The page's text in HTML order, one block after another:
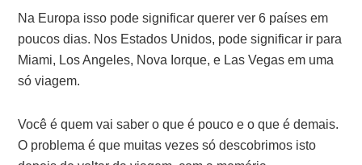
Na Europa isso pode significar querer ver 6 países em
poucos dias. Nos Estados Unidos, pode significar ir para
Miami, Los Angeles, Nova Iorque, e Las Vegas em uma
só viagem.
Você é quem vai saber o que é pouco e o que é demais.
O problema é que muitas vezes só descobrimos isto